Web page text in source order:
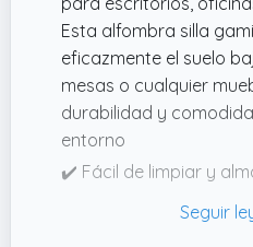
ofreciendo protección
desgaste diario.
Esta alfombra silla
eficazmente el suelo
mesas o cualquier
durabilidad y
entorno
✔️ Fácil de limpiar y
silla escritorio se limpia